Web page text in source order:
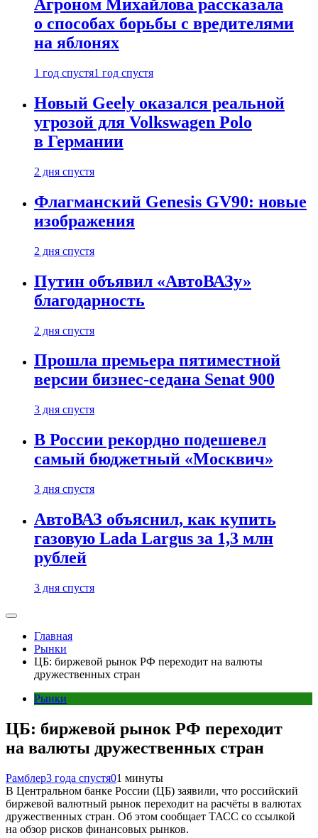
Агроном Михайлова рассказала
о способах борьбы с вредителями
на яблонях
1 год спустя1 год спустя
Новый Geely оказался реальной
угрозой для Volkswagen Polo
в Германии
2 дня спустя
Флагманский Genesis GV90: новые
изображения
2 дня спустя
Путин объявил «АвтоВАЗу»
благодарность
2 дня спустя
Прошла премьера пятиместной
версии бизнес-седана Senat 900
3 дня спустя
В России рекордно подешевел
самый бюджетный «Москвич»
3 дня спустя
АвтоВАЗ объяснил, как купить
газовую Lada Largus за 1,3 млн
рублей
3 дня спустя
Главная
Рынки
ЦБ: биржевой рынок РФ переходит на валюты
дружественных стран
Рынки
ЦБ: биржевой рынок РФ переходит
на валюты дружественных стран
Рамблер3 года спустя01 минуты
В Центральном банке России (ЦБ) заявили, что российский
биржевой валютный рынок переходит на расчёты в валютах
дружественных стран. Об этом сообщает ТАСС со ссылкой
на обзор рисков финансовых рынков.